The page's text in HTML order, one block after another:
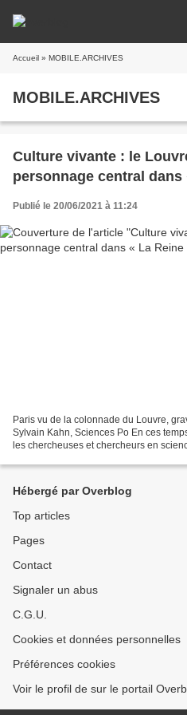
Accueil » MOBILE.ARCHIVES
MOBILE.ARCHIVES
Culture vivante : le
personnage central dans
Publié le 20/06/2021 à 11:24
Paris vu de la colonnade du Louvre,
Sylvain Kahn, Sciences Po En ces
les chercheuses et chercheurs en
Hébergé par Overblog
Top articles
Pages
Contact
Signaler un abus
C.G.U.
Cookies et données personnelles
Préférences cookies
Voir le profil de sur le portail